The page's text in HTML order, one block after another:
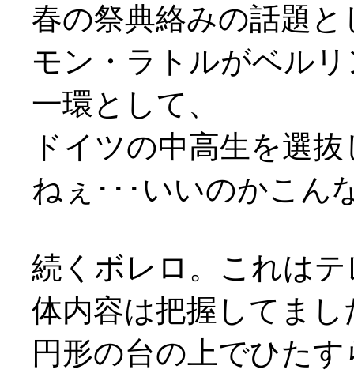
春の祭典絡みの話題
モン・ラトルがベル
一環として、
ドイツの中高生を選
ねぇ･･･いいのかこん
続くボレロ。これは
体内容は把握してまし
円形の台の上でひた